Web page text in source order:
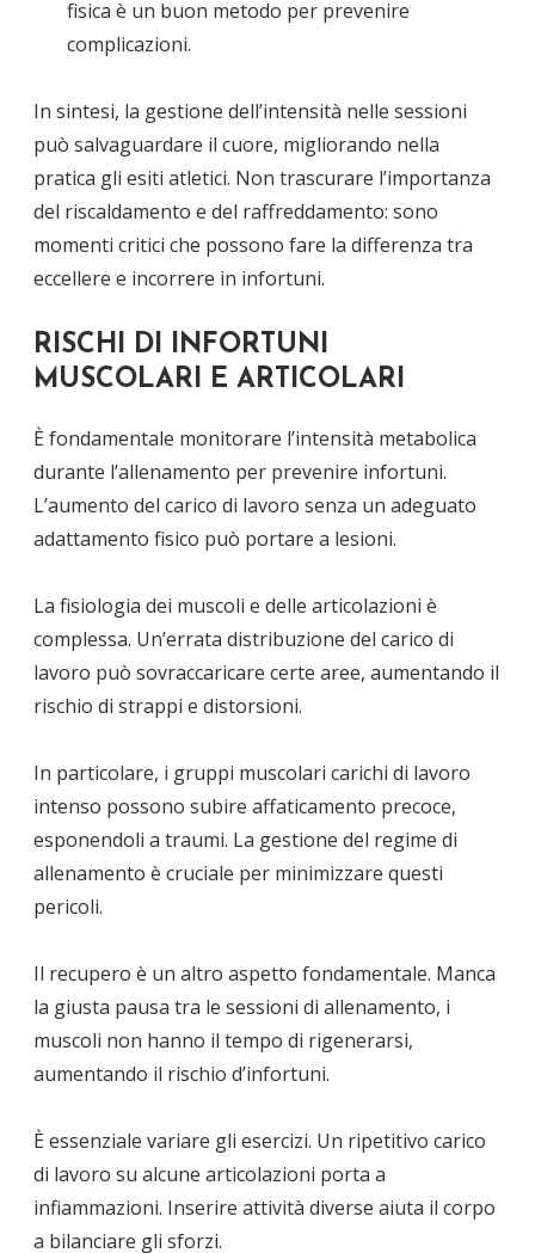
fisica è un buon metodo per prevenire
complicazioni.
In sintesi, la gestione dell’intensità nelle sessioni
può salvaguardare il cuore, migliorando nella
pratica gli esiti atletici. Non trascurare l’importanza
del riscaldamento e del raffreddamento: sono
momenti critici che possono fare la differenza tra
eccellere e incorrere in infortuni.
RISCHI DI INFORTUNI
MUSCOLARI E ARTICOLARI
È fondamentale monitorare l’intensità metabolica
durante l’allenamento per prevenire infortuni.
L’aumento del carico di lavoro senza un adeguato
adattamento fisico può portare a lesioni.
La fisiologia dei muscoli e delle articolazioni è
complessa. Un’errata distribuzione del carico di
lavoro può sovraccaricare certe aree, aumentando il
rischio di strappi e distorsioni.
In particolare, i gruppi muscolari carichi di lavoro
intenso possono subire affaticamento precoce,
esponendoli a traumi. La gestione del regime di
allenamento è cruciale per minimizzare questi
pericoli.
Il recupero è un altro aspetto fondamentale. Manca
la giusta pausa tra le sessioni di allenamento, i
muscoli non hanno il tempo di rigenerarsi,
aumentando il rischio d’infortuni.
È essenziale variare gli esercizi. Un ripetitivo carico
di lavoro su alcune articolazioni porta a
infiammazioni. Inserire attività diverse aiuta il corpo
a bilanciare gli sforzi.